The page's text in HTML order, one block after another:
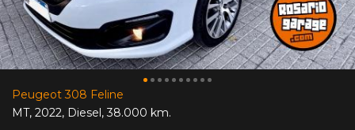
Peugeot 308 Feline
MT, 2022, Diesel,38.000 km.